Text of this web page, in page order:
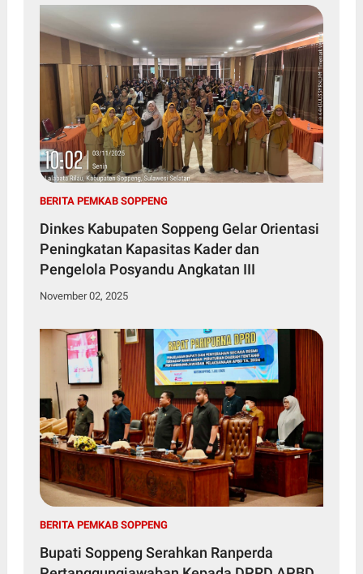
BERITA PEMKAB SOPPENG
Dinkes Kabupaten Soppeng Gelar Orientasi
Peningkatan Kapasitas Kader dan
Pengelola Posyandu Angkatan III
November 02, 2025
BERITA PEMKAB SOPPENG
Bupati Soppeng Serahkan Ranperda